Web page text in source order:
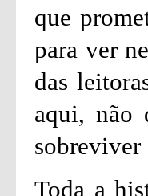
que
para ver
das
aqui, não
sobreviver
Toda a